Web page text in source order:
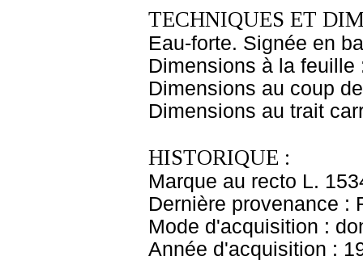
TECHNIQUES ET
Eau-forte. Signée en
Dimensions à la
Dimensions au coup
Dimensions au trait
HISTORIQUE :
Marque au recto L.
Dernière provenance :
Mode d'acquisition :
Année d'acquisition :